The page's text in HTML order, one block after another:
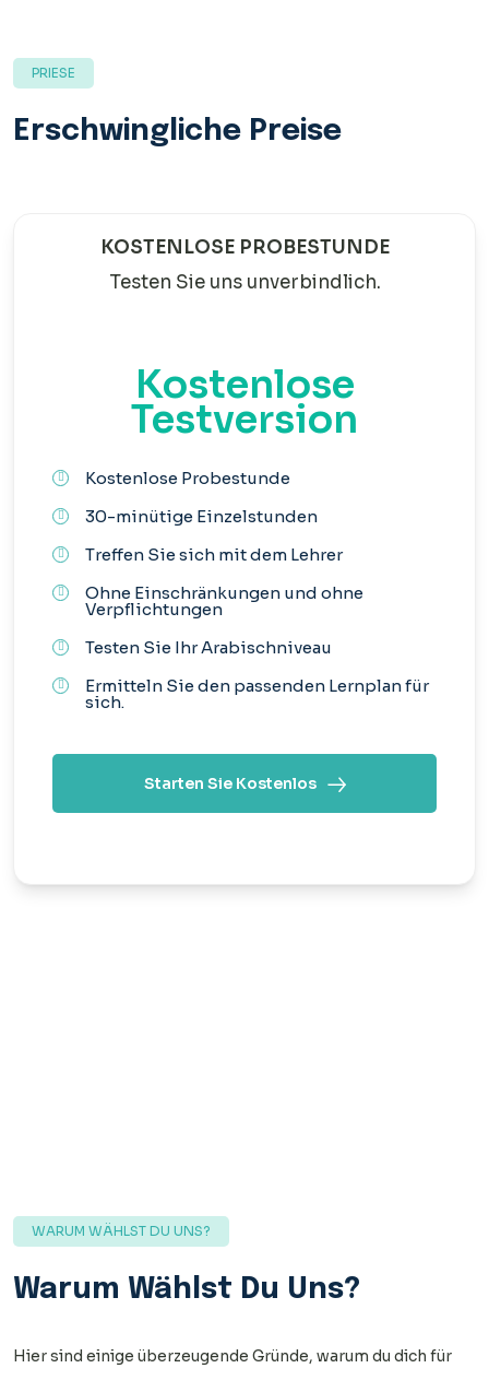
PRIESE
Erschwingliche Preise
KOSTENLOSE PROBESTUNDE
Testen Sie uns unverbindlich.
Kostenlose
Testversion
Kostenlose Probestunde
30-minütige Einzelstunden
Treffen Sie sich mit dem Lehrer
Ohne Einschränkungen und ohne
Verpflichtungen
Testen Sie Ihr Arabischniveau
Ermitteln Sie den passenden Lernplan für
sich.
Starten Sie Kostenlos
WARUM WÄHLST DU UNS?
Warum Wählst Du Uns?
Hier sind einige überzeugende Gründe, warum du dich für